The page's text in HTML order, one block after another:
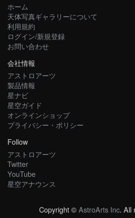
ホーム
天体写真ギャラリーについて
利用規約
ログイン/新規登録
お問い合わせ
会社情報
アストロアーツ
製品情報
星ナビ
星空ガイド
オンラインショップ
プライバシー・ポリシー
Follow
アストロアーツ
Twitter
YouTube
星空アナウンス
Copyright ©AstroArts Inc. All